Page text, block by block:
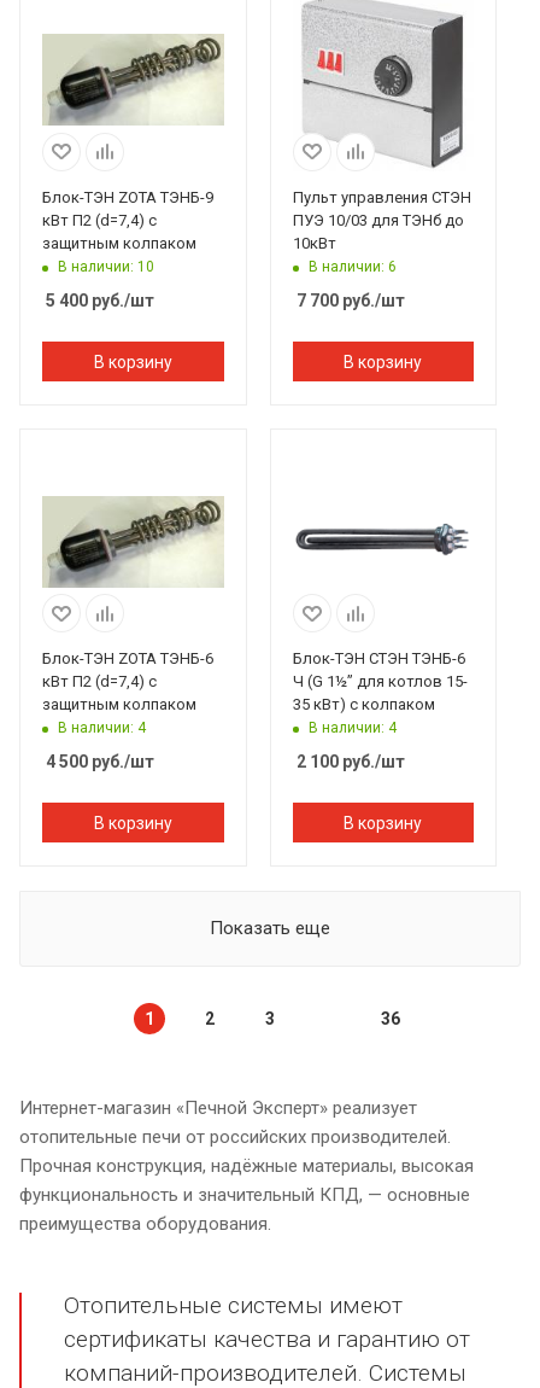
Блок-ТЭН ZOTA ТЭНБ-9
кВт П2 (d=7,4) с
защитным колпаком
В наличии: 10
5 400 руб./шт
В корзину
Пульт управления СТЭН
ПУЭ 10/03 для ТЭНб до
10кВт
В наличии: 6
7 700руб./шт
В корзину
Блок-ТЭН ZOTA ТЭНБ-6
кВт П2 (d=7,4) с
защитным колпаком
В наличии: 4
4 500 руб./шт
В корзину
Блок-ТЭН СТЭН ТЭНБ-6
Ч (G 1½” для котлов 15-
35 кВт) с колпаком
В наличии: 4
2 100руб./шт
В корзину
Показать еще
1 2 3 36
Интернет-магазин «Печной Эксперт» реализует
отопительные печи от российских производителей.
Прочная конструкция, надёжные материалы, высокая
функциональность и значительный КПД, — основные
преимущества оборудования.
Отопительные системы имеют
сертификаты качества и гарантию от
компаний-производителей. Системы